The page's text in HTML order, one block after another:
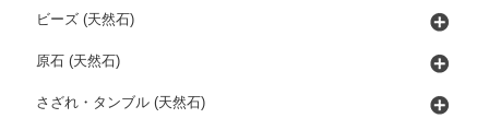
ビーズ (天然石)
原石 (天然石)
さざれ・タンブル (天然石)